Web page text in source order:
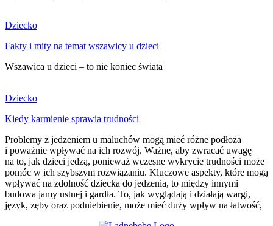
Dziecko
Fakty i mity na temat wszawicy u dzieci
Wszawica u dzieci – to nie koniec świata
Dziecko
Kiedy karmienie sprawia trudności
Problemy z jedzeniem u maluchów mogą mieć różne podłoża
i poważnie wpływać na ich rozwój. Ważne, aby zwracać uwagę
na to, jak dzieci jedzą, ponieważ wczesne wykrycie trudności może
pomóc w ich szybszym rozwiązaniu. Kluczowe aspekty, które mogą
wpływać na zdolność dziecka do jedzenia, to między innymi
budowa jamy ustnej i gardła. To, jak wyglądają i działają wargi,
język, zęby oraz podniebienie, może mieć duży wpływ na łatwość,